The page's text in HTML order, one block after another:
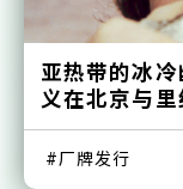
亚热带的冰
义在北京与
厂牌发行
首专发布：
厂牌发行 ｜
厂牌首张说
把自己汇入
先行单曲上
奏响在时